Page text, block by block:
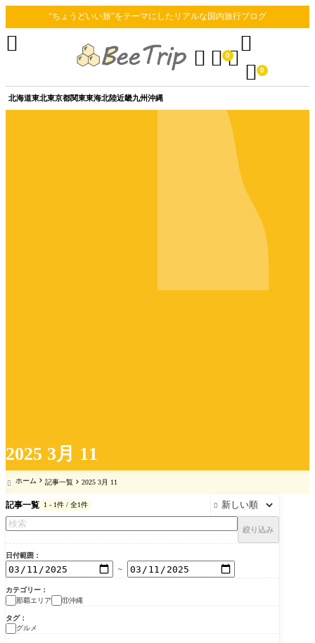
2025 3月 11
“ちょうどいい旅”をテーマにしたリアルな国内旅行ブログ
北海道東北東京都関東東海北陸近畿九州沖縄
  0

 0

 ホーム 記事一覧 2025 3月 11
記事一覧 1 - 1件 / 全1件 
絞り込み
日付範囲
～
カテゴリー
那覇エリア
⑪沖縄
タグ
グルメ